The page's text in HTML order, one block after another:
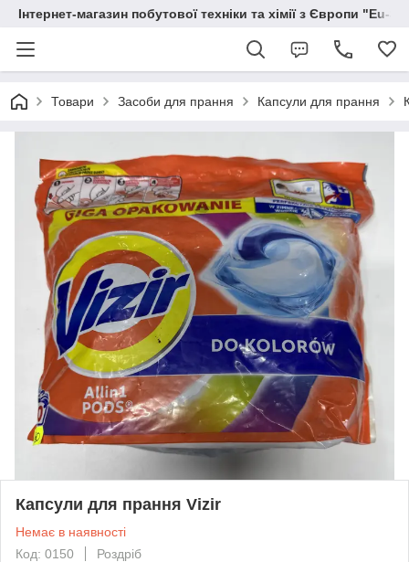
Інтернет-магазин побутової техніки та хімії з Європи "Eu-
Товари Засоби для прання Капсули для прання
Капсули для прання Vizir
Немає в наявності
Код: 0150
Роздріб